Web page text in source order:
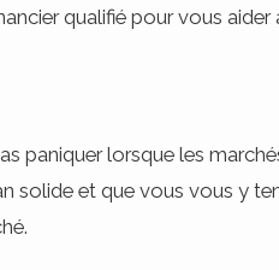
qualifié pour vous
paniquer lorsque les
solide et que vous vous y